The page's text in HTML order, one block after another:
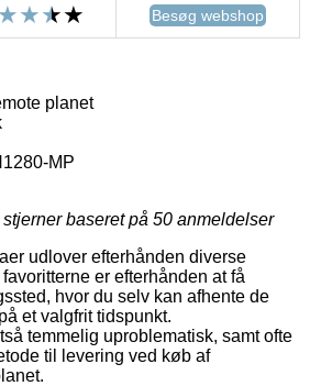
Besøg webshop
planet
MP
baseret på 50 anmeldelser
udlover efterhånden diverse
er efterhånden at få
hvor du selv kan afhente de
et valgfrit tidspunkt.
temmelig uproblematisk, samt ofte
til levering ved køb af